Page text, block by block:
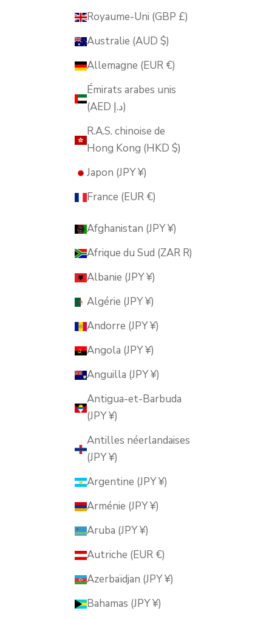
Royaume-Uni (GBP £)
Australie (AUD $)
Allemagne (EUR €)
Émirats arabes unis
(AED د.إ)
R.A.S. chinoise de
Hong Kong (HKD $)
Japon (JPY ¥)
France (EUR €)
Afghanistan (JPY ¥)
Afrique du Sud (ZAR R)
Albanie (JPY ¥)
Algérie (JPY ¥)
Andorre (JPY ¥)
Angola (JPY ¥)
Anguilla (JPY ¥)
Antigua-et-Barbuda
(JPY ¥)
Antilles néerlandaises
(JPY ¥)
Argentine (JPY ¥)
Arménie (JPY ¥)
Aruba (JPY ¥)
Autriche (EUR €)
Azerbaïdjan (JPY ¥)
Bahamas (JPY ¥)